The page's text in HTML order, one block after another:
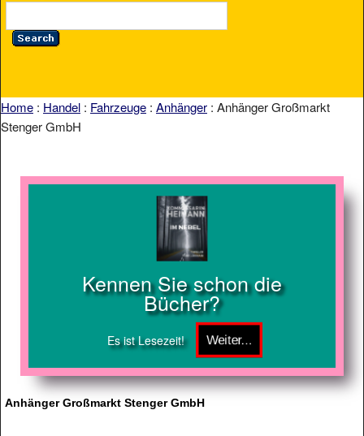
Home : Handel : Fahrzeuge : Anhänger : Anhänger Großmarkt
Stenger GmbH
Kennen Sie schon die
Bücher?
Es ist Lesezeit!
Anhänger Großmarkt Stenger GmbH